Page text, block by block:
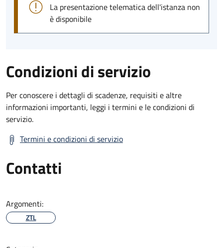
La presentazione telematica dell'istanza non
è disponibile
Condizioni di servizio
Per conoscere i dettagli di scadenze, requisiti e altre
informazioni importanti, leggi i termini e le condizioni di
servizio.
Termini e condizioni di servizio
Contatti
Argomenti:
ZTL